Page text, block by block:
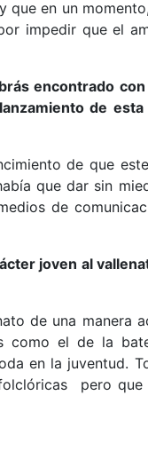
que en un
impedir que el
encontrado con
de
de que
que dar sin
de
joven al
de una manera
como el de la
en la juventud.
pero que